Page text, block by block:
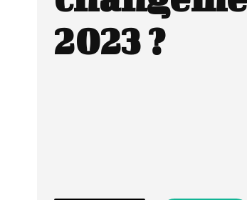
2023 ?